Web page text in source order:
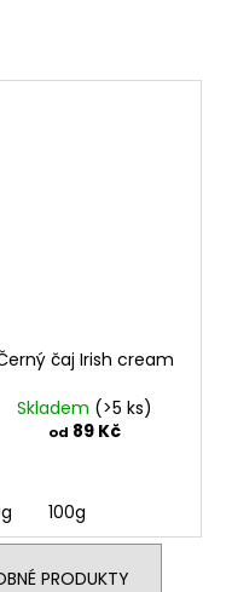
čaj Irish cream
Skladem (>5 ks)
od 89 Kč
100g
PRODUKTY